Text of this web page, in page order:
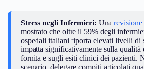
Stress negli Infermieri: Una revisione
mostrato che oltre il 59% degli
ospedali italiani riporta elevati livelli di
impatta significativamente sulla qualità
fornita e sugli esiti clinici dei pazienti.
scenario, delegare compiti articolati